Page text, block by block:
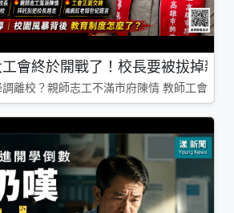
會終於開戰了！校長要被拔掉親
離校？親師志工不滿市府陳情 教師工會槓